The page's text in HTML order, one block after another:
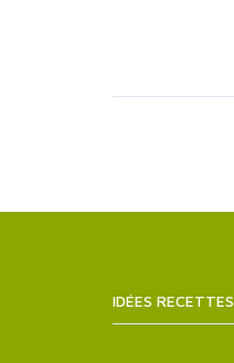
IDÉES RECETTES